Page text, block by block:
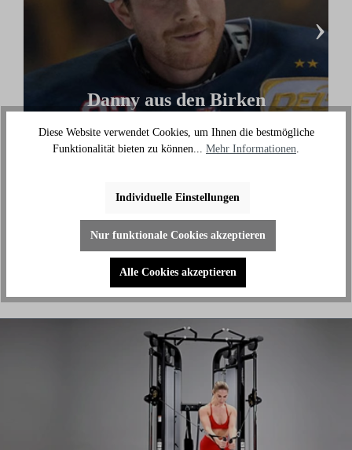
Danny aus den Birken
(Eishockey Olympionike & 3-facher deutscher
Meister)
›
Diese Website verwendet Cookies, um Ihnen die bestmögliche
Funktionalität bieten zu können... Mehr Informationen.
Individuelle Einstellungen
Nur funktionale Cookies akzeptieren
Alle Cookies akzeptieren